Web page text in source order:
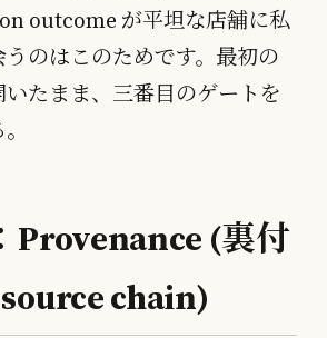
outcome が平坦な店舗に私
のはこのためです。最初の
たまま、三番目のゲートを
Provenance (裏付
chain)